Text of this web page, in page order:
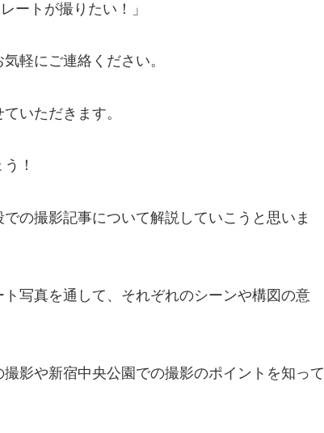
ートが撮りたい！」
軽にご連絡ください。
いただきます。
！
の撮影記事について解説していこうと思いま
写真を通して、それぞれのシーンや構図の意
影や新宿中央公園での撮影のポイントを知って